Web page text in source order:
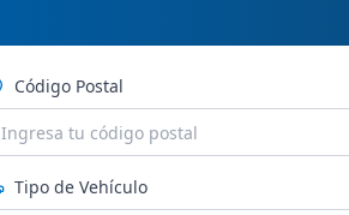
Código Postal
Tipo de Vehículo